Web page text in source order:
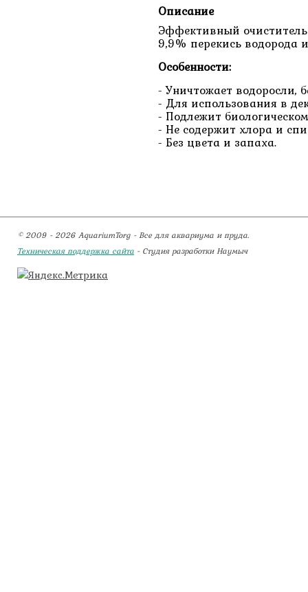
Описание
Эффективный
9,9% перекись
Особенности:
- Уничтожает водоросли,
- Для использования в
- Подлежит
- Не содержит хлора и
- Без цвета и запаха.
© 2009 - 2026 AquariumTorg - Все для аквариума и пруда.
Техническая поддержка сайта - Студия разработки Наумыч